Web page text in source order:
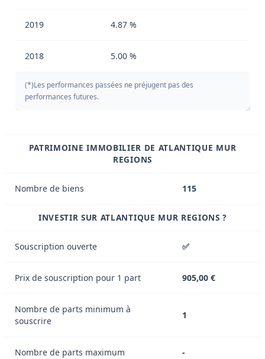
2019 4.87 %
2018 5.00 %
(*)Les performances passées ne préjugent pas des
performances futures.
PATRIMOINE IMMOBILIER DE ATLANTIQUE MUR
REGIONS
Nombre de biens 115
INVESTIR SUR ATLANTIQUE MUR REGIONS ?
Souscription ouverte ✅
Prix de souscription pour 1 part 905,00 €
Nombre de parts minimum à
souscrire
1
Nombre de parts maximum -